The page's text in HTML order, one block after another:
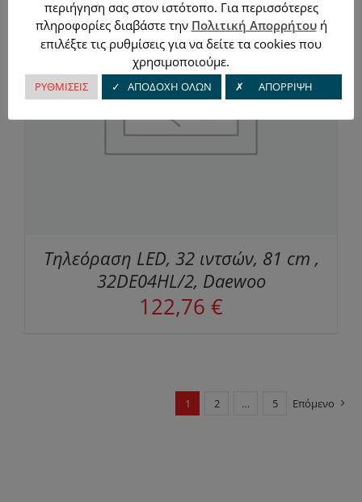
Τηλεόραση LED, 32 ιντσών, 81 cm ,
32DE04HL/2, Daewoo
122,76 €
1 2 … 5 Επόμενο
περιήγηση σας στον ιστότοπο. Για περισσότερες
πληροφορίες διαβάστε την Πολιτική Απορρήτουή
επιλέξτε τις ρυθμίσεις για να δείτε τα cookies που
χρησιμοποιούμε.
ΡΥΘΜΙΣΕΙΣ ✓ ΑΠΟΔΟΧΗ ΟΛΩΝ ✗ ΑΠΟΡΡΙΨΗ